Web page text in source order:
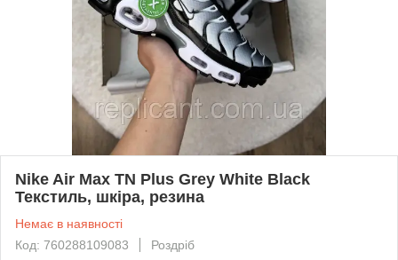
Nike Air Max TN Plus Grey White Black
Текстиль, шкіра, резина
Немає в наявності
Код: 760288109083
Роздріб